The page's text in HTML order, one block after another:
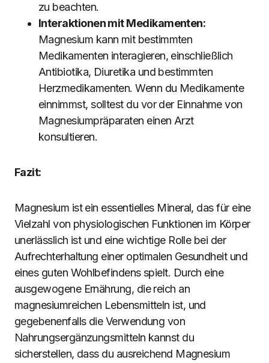
zu beachten.
Interaktionen mit Medikamenten:
Magnesium kann mit bestimmten
Medikamenten interagieren, einschließlich
Antibiotika, Diuretika und bestimmten
Herzmedikamenten. Wenn du Medikamente
einnimmst, solltest du vor der Einnahme von
Magnesiumpräparaten einen Arzt
konsultieren.
Fazit:
Magnesium ist ein essentielles Mineral, das für eine
Vielzahl von physiologischen Funktionen im Körper
unerlässlich ist und eine wichtige Rolle bei der
Aufrechterhaltung einer optimalen Gesundheit und
eines guten Wohlbefindens spielt. Durch eine
ausgewogene Ernährung, die reich an
magnesiumreichen Lebensmitteln ist, und
gegebenenfalls die Verwendung von
Nahrungsergänzungsmitteln kannst du
sicherstellen, dass du ausreichend Magnesium